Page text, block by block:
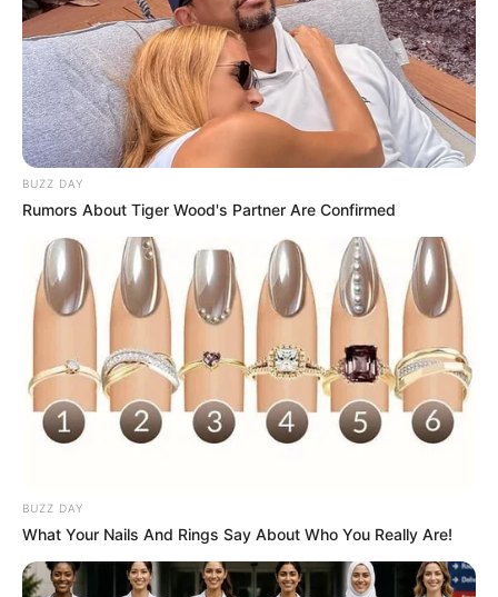
BUZZ DAY
Rumors About Tiger Wood's Partner Are Confirmed
BUZZ DAY
What Your Nails And Rings Say About Who You Really Are!